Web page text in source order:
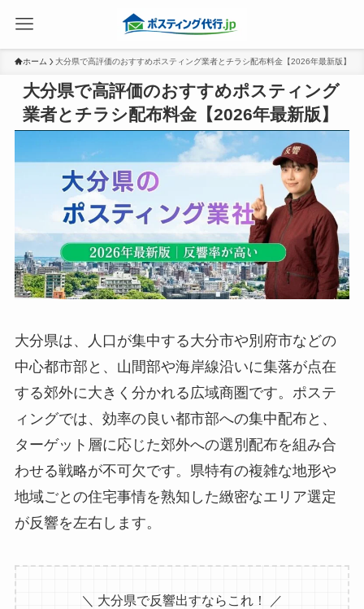
ホーム 大分県で高評価のおすすめポスティング業者とチラシ配布料金【2026年最新版】
大分県で高評価のおすすめポスティング
業者とチラシ配布料金【2026年最新版】
大分県は、人口が集中する大分市や別府市などの
中心都市部と、山間部や海岸線沿いに集落が点在
する郊外に大きく分かれる広域商圏です。ポステ
ィングでは、効率の良い都市部への集中配布と、
ターゲット層に応じた郊外への選別配布を組み合
わせる戦略が不可欠です。県特有の複雑な地形や
地域ごとの住宅事情を熟知した緻密なエリア選定
が反響を左右します。
＼ 大分県で反響出すならこれ！ ／